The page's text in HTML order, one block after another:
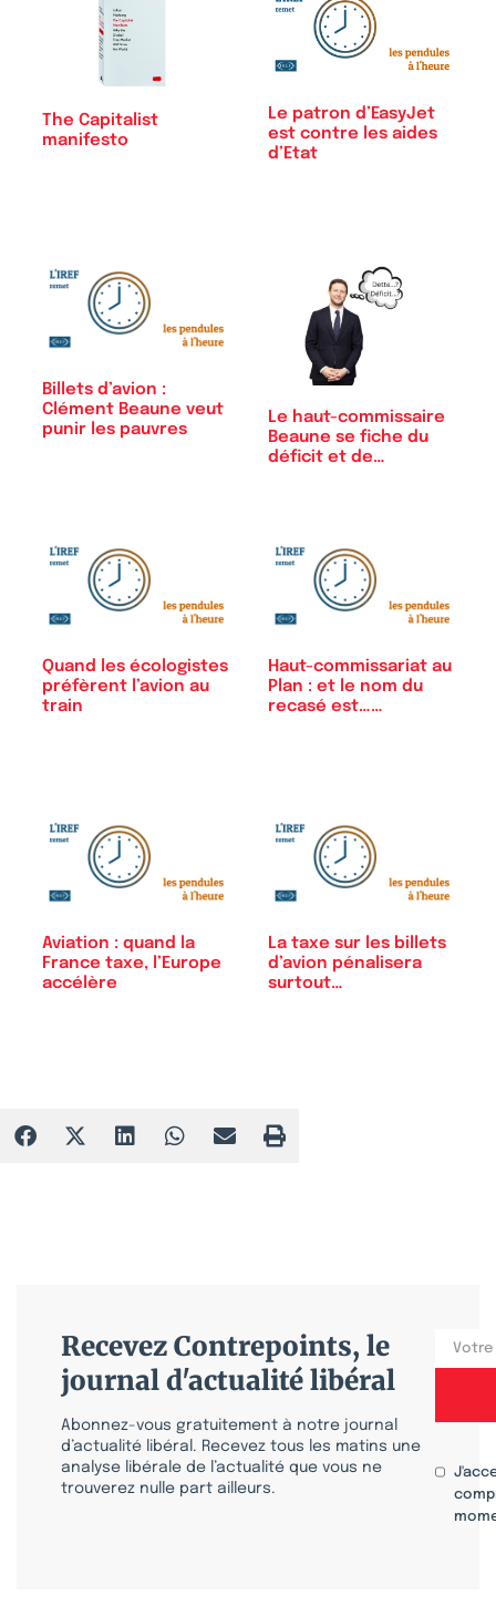
The Capitalist
manifesto
Le patron d’EasyJet
est contre les aides
d’Etat
Billets d’avion :
Clément Beaune veut
punir les pauvres
Le haut-commissaire
Beaune se fiche du
déficit et de…
Quand les écologistes
préfèrent l’avion au
train
Haut-commissariat au
Plan : et le nom du
recasé est……
Aviation : quand la
France taxe, l’Europe
accélère
La taxe sur les billets
d’avion pénalisera
surtout…
Recevez Contrepoints, le
journal d'actualité libéral
Abonnez-vous gratuitement à notre journal
d’actualité libéral. Recevez tous les matins une
analyse libérale de l’actualité que vous ne
trouverez nulle part ailleurs.